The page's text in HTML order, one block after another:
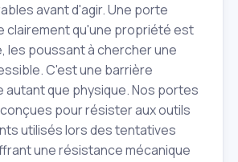
avant d'agir. Une porte
clairement qu'une propriété est
les poussant à chercher une
C'est une barrière
autant que physique. Nos portes
pour résister aux outils
utilisés lors des tentatives
une résistance mécanique